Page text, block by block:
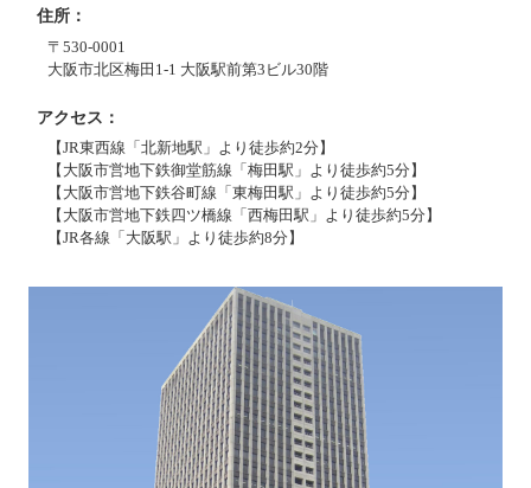
住所
〒530-0001
大阪市北区梅田1-1 大阪駅前第3ビル30階
アクセス
【JR東西線「北新地駅」より徒歩約2分】
【大阪市営地下鉄御堂筋線「梅田駅」より徒歩約5分】
【大阪市営地下鉄谷町線「東梅田駅」より徒歩約5分】
【大阪市営地下鉄四ツ橋線「西梅田駅」より徒歩約5分】
【JR各線「大阪駅」より徒歩約8分】